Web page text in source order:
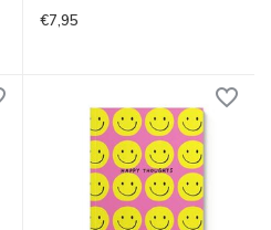
€7,95